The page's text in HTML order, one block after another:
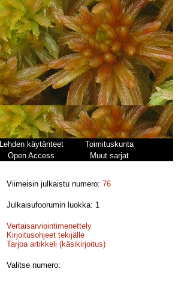
Lehden käytänteet
Toimituskunta
Open Access Muut sarjat
Viimeisin julkaistu numero:76
Julkaisufoorumin luokka: 1
Vertaisarviointimenettely
Kirjoitusohjeet tekijälle
Tarjoa artikkeli (käsikirjoitus)
Valitse numero: